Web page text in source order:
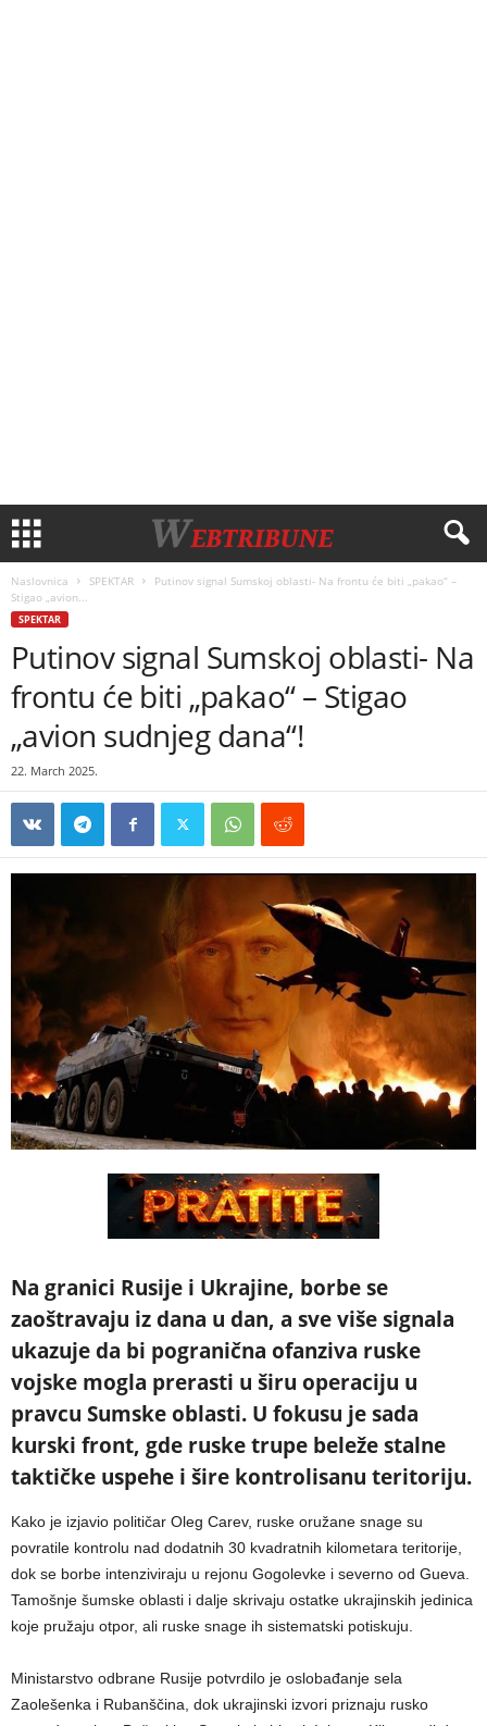
Naslovnica SPEKTAR
Putinov signal Sumskoj oblasti- Na frontu će biti „pakao“ –
Stigao „avion...
SPEKTAR
Putinov signal Sumskoj oblasti- Na
frontu će biti „pakao“ – Stigao
„avion sudnjeg dana“!
22. March 2025.
Na granici Rusije i Ukrajine, borbe se
zaoštravaju iz dana u dan, a sve više signala
ukazuje da bi pogranična ofanziva ruske
vojske mogla prerasti u širu operaciju u
pravcu Sumske oblasti. U fokusu je sada
kurski front, gde ruske trupe beleže stalne
taktičke uspehe i šire kontrolisanu teritoriju.
Kako je izjavio političar Oleg Carev, ruske oružane snage su
povratile kontrolu nad dodatnih 30 kvadratnih kilometara teritorije,
dok se borbe intenziviraju u rejonu Gogolevke i severno od Gueva.
Tamošnje šumske oblasti i dalje skrivaju ostatke ukrajinskih jedinica
koje pružaju otpor, ali ruske snage ih sistematski potiskuju.
Ministarstvo odbrane Rusije potvrdilo je oslobađanje sela
Zaolešenka i Rubanščina, dok ukrajinski izvori priznaju rusko